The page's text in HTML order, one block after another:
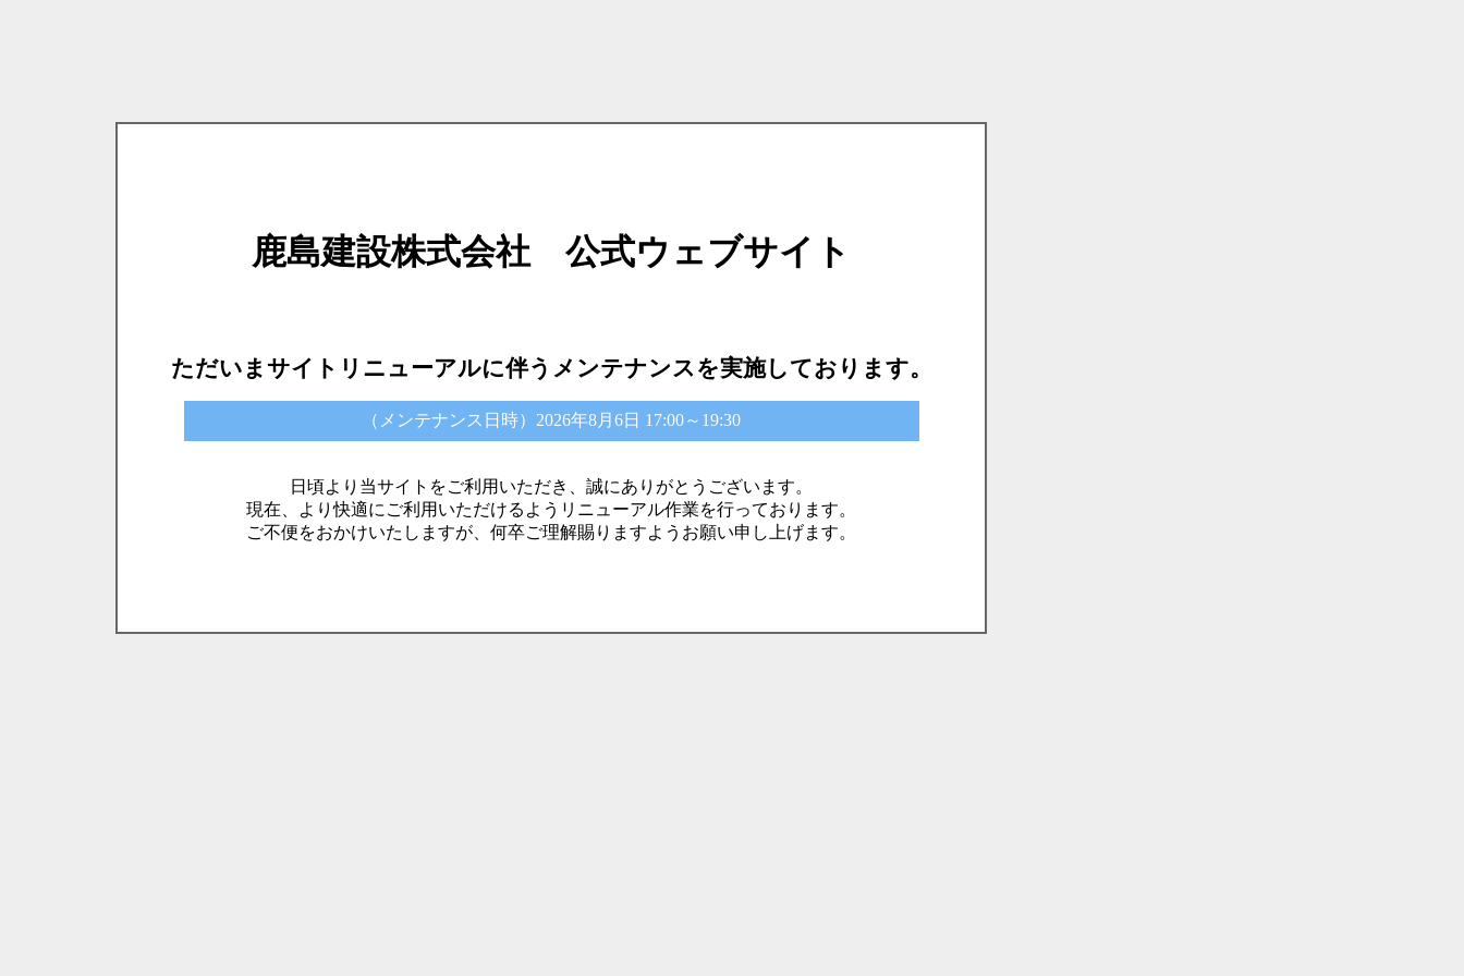
鹿島建設株式会社 公式ウェブサイト
ただいまサイトリニューアルに伴うメンテナンスを実施しております。
（メンテナンス日時）2026年8月6日 17:00～19:30
日頃より当サイトをご利用いただき、誠にありがとうございます。
現在、より快適にご利用いただけるようリニューアル作業を行っております。
ご不便をおかけいたしますが、何卒ご理解賜りますようお願い申し上げます。